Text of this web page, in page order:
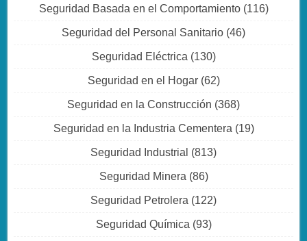
Seguridad Basada en el Comportamiento(116)
Seguridad del Personal Sanitario (46)
Seguridad Eléctrica (130)
Seguridad en el Hogar(62)
Seguridad en la Construcción (368)
Seguridad en la Industria Cementera (19)
Seguridad Industrial (813)
Seguridad Minera (86)
Seguridad Petrolera (122)
Seguridad Química (93)